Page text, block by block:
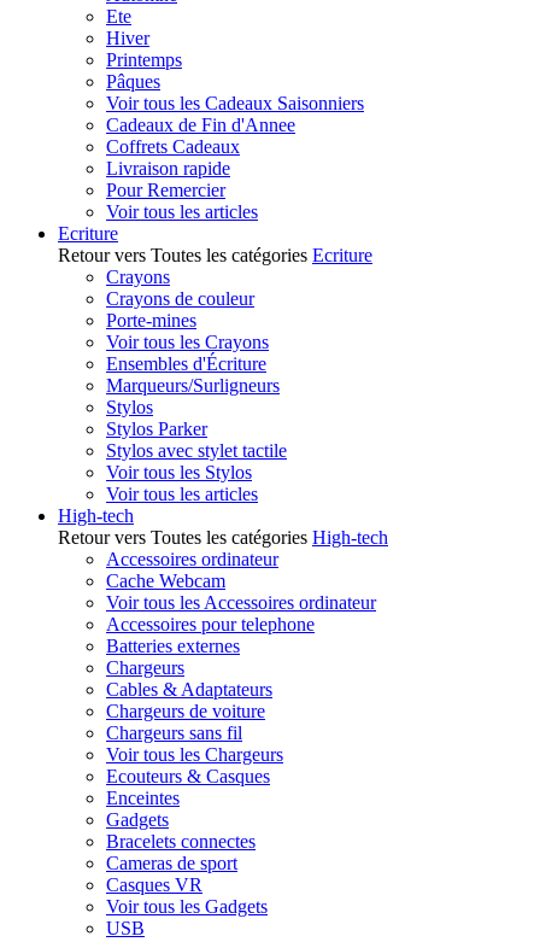
Ete
Hiver
Printemps
Pâques
Voir tous les Cadeaux Saisonniers
Cadeaux de Fin d'Annee
Coffrets Cadeaux
Livraison rapide
Pour Remercier
Voir tous les articles
Ecriture
Retour vers Toutes les catégories Ecriture
Crayons
Crayons de couleur
Porte-mines
Voir tous les Crayons
Ensembles d'Écriture
Marqueurs/Surligneurs
Stylos
Stylos Parker
Stylos avec stylet tactile
Voir tous les Stylos
Voir tous les articles
High-tech
Retour vers Toutes les catégories High-tech
Accessoires ordinateur
Cache Webcam
Voir tous les Accessoires ordinateur
Accessoires pour telephone
Batteries externes
Chargeurs
Cables & Adaptateurs
Chargeurs de voiture
Chargeurs sans fil
Voir tous les Chargeurs
Ecouteurs & Casques
Enceintes
Gadgets
Bracelets connectes
Cameras de sport
Casques VR
Voir tous les Gadgets
USB